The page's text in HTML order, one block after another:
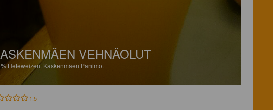
VEHNÄOLUT
Hefeweizen. Kaskenmäen Panimo.
1.5